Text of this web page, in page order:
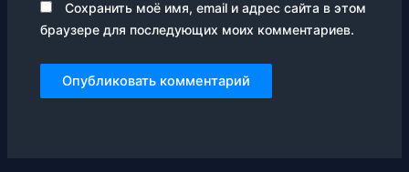
Сохранить моё имя, email и адрес сайта в этом
браузере для последующих моих комментариев.